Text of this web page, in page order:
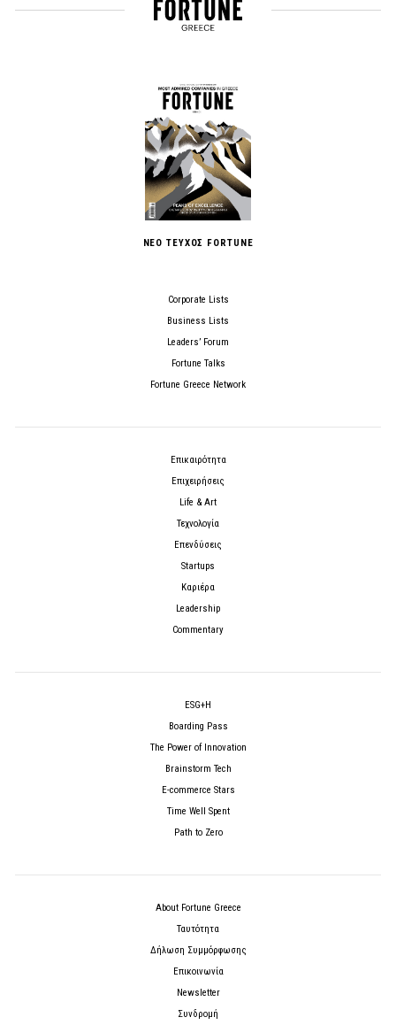
ΝΕΟ ΤΕΥΧΟΣ FORTUNE
Corporate Lists
Business Lists
Leaders’ Forum
Fortune Talks
Fortune Greece Network
Επικαιρότητα
Επιχειρήσεις
Life & Art
Τεχνολογία
Επενδύσεις
Startups
Καριέρα
Leadership
Commentary
ESG+H
Boarding Pass
The Power of Innovation
Brainstorm Tech
E-commerce Stars
Time Well Spent
Path to Zero
About Fortune Greece
Ταυτότητα
Δήλωση Συμμόρφωσης
Επικοινωνία
Newsletter
Συνδρομή